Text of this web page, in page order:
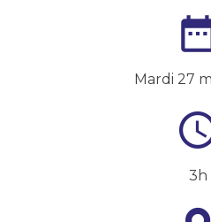
Mardi 27
3h